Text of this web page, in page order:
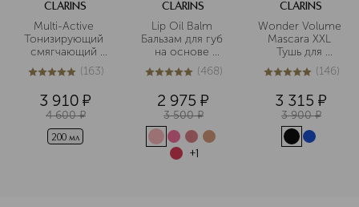
CLARINS
Multi-Active
Тонизирующий
смягчающий
флюид
5из 5163 (163)
3 910 ¤
4 600 ¤
200 мл
CLARINS
Lip Oil Balm
Бальзам для губ
на основе
масел
4.9из5468 (468)
2 975 ¤
3 500 ¤
+1
CLARINS
Wonder Volume
Mascara XXL
Тушь для
максимального
объема ресниц
4.9из5146 (146)
3 315 ¤
3 900 ¤